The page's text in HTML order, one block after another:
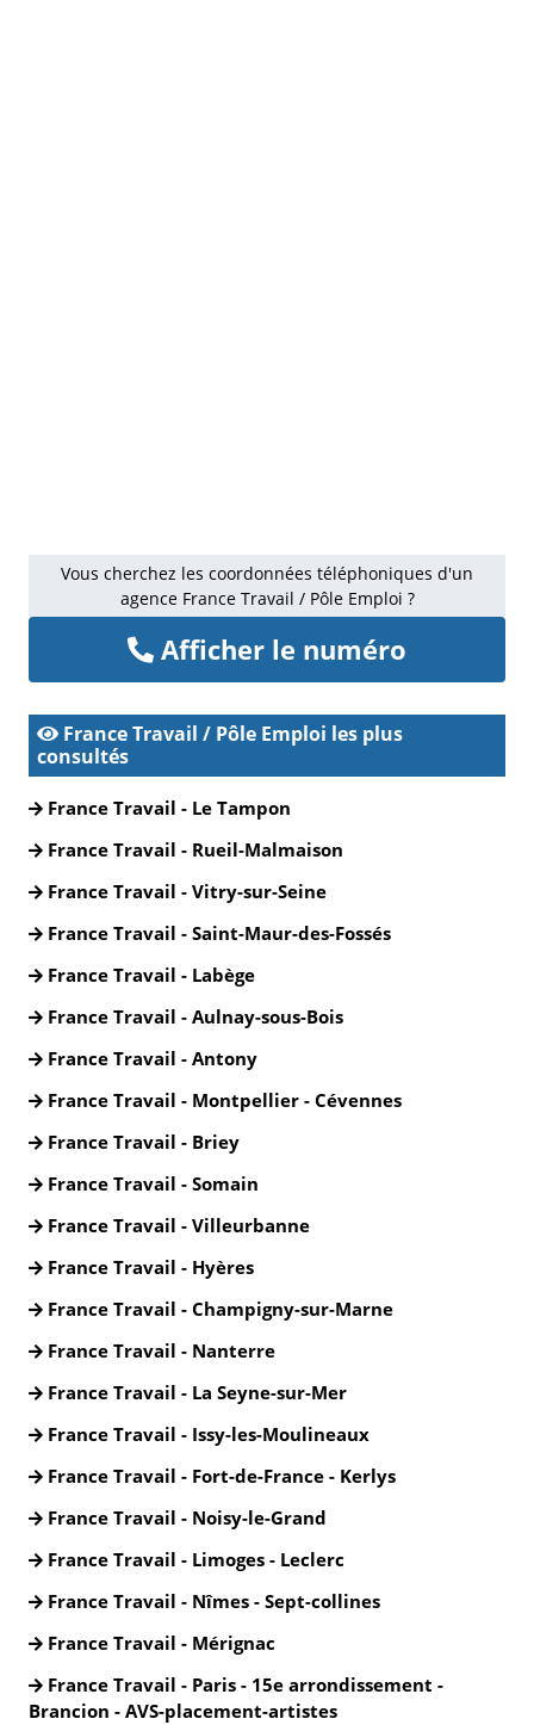
Vous cherchez les coordonnées téléphoniques d'un
agence France Travail / Pôle Emploi ?
Afficher le numéro
France Travail / Pôle Emploi les plus
consultés
France Travail - Le Tampon
France Travail - Rueil-Malmaison
France Travail - Vitry-sur-Seine
France Travail - Saint-Maur-des-Fossés
France Travail - Labège
France Travail - Aulnay-sous-Bois
France Travail - Antony
France Travail - Montpellier - Cévennes
France Travail - Briey
France Travail - Somain
France Travail - Villeurbanne
France Travail - Hyères
France Travail - Champigny-sur-Marne
France Travail - Nanterre
France Travail - La Seyne-sur-Mer
France Travail - Issy-les-Moulineaux
France Travail - Fort-de-France - Kerlys
France Travail - Noisy-le-Grand
France Travail - Limoges - Leclerc
France Travail - Nîmes - Sept-collines
France Travail - Mérignac
France Travail - Paris - 15e arrondissement -
Brancion - AVS-placement-artistes